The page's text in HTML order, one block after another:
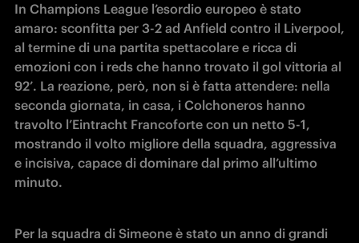
In Champions League l’esordio europeo è stato
amaro: sconfitta per 3-2 ad Anfield contro il Liverpool,
al termine di una partita spettacolare e ricca di
emozioni con i reds che hanno trovato il gol vittoria al
92’. La reazione, però, non si è fatta attendere: nella
seconda giornata, in casa, i Colchoneros hanno
travolto l’Eintracht Francoforte con un netto 5-1,
mostrando il volto migliore della squadra, aggressiva
e incisiva, capace di dominare dal primo all’ultimo
minuto.
Per la squadra di Simeone è stato un anno di grandi